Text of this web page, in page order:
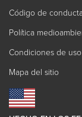
Código de
Política
Condiciones de uso
Mapa del sitio